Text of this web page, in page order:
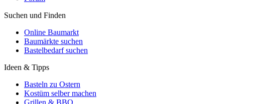
Suchen und Finden
Online Baumarkt
Baumärkte suchen
Bastelbedarf suchen
Ideen & Tipps
Basteln zu Ostern
Kostüm selber machen
Grillen & BBQ